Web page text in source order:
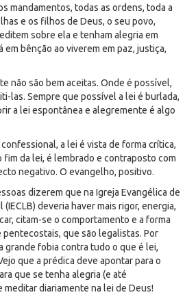
mandamentos, todas as ordens, toda a
e os filhos de Deus, o seu povo,
sobre ela e tenham alegria em
bênção ao viverem em paz, justiça,
não são bem aceitas. Onde é possível,
las. Sempre que possível a lei é burlada,
a lei espontânea e alegremente é algo
a lei é vista de forma crítica,
fim da lei, é lembrado e contraposto com
negativo. O evangelho, positivo.
dizerem que na Igreja Evangélica de
deveria haver mais rigor, energia,
citam-se o comportamento e a forma
pentecostais, que são legalistas. Por
grande fobia contra tudo o que é lei,
que a prédica deve apontar para o
que se tenha alegria (e até
meditar diariamente na lei de Deus!